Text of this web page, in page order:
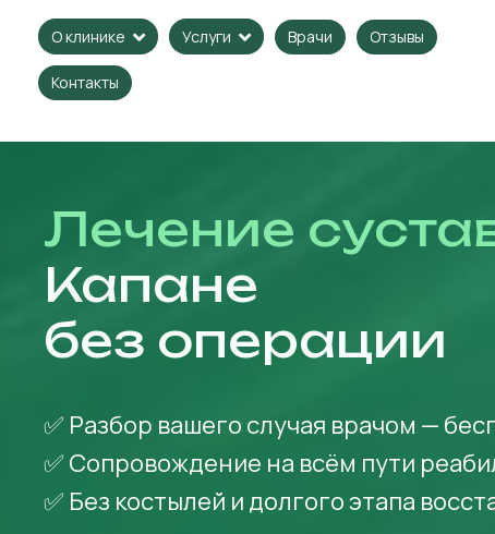
О клинике Услуги Врачи Отзывы
Контакты
Лечение
Капане
без операции
✅ Разбор вашего случая врачом —
✅ Сопровождение на всём пути
✅ Без костылей и долгого этапа